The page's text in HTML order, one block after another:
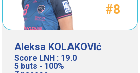
#8
Aleksa KOLAKOVIć
Score LNH : 19.0
5 buts - 100%